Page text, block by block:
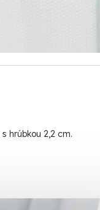
s hrúbkou 2,2 cm.